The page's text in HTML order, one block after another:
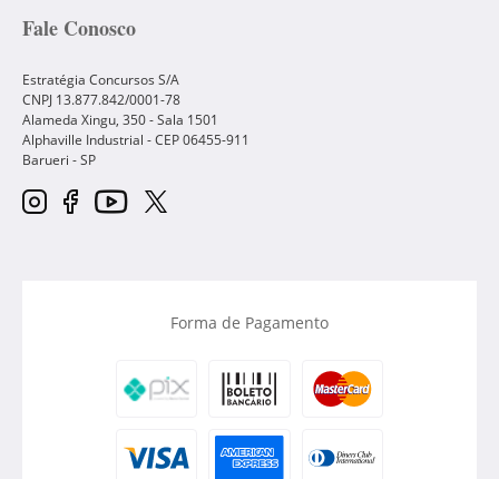
Fale Conosco
Estratégia Concursos S/A
CNPJ 13.877.842/0001-78
Alameda Xingu, 350 - Sala 1501
Alphaville Industrial - CEP06455-911
Barueri -SP
Forma de Pagamento